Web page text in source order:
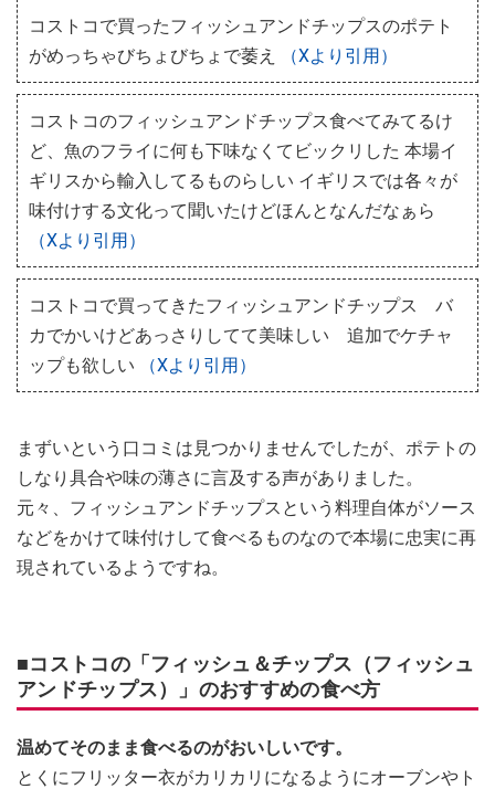
コストコで買ったフィッシュアンドチップスのポテト
がめっちゃびちょびちょで萎え
（Xより引用）
コストコのフィッシュアンドチップス食べてみてるけ
ど、魚のフライに何も下味なくてビックリした 本場イ
ギリスから輸入してるものらしい イギリスでは各々が
味付けする文化って聞いたけどほんとなんだなぁら
（Xより引用）
コストコで買ってきたフィッシュアンドチップス バ
カでかいけどあっさりしてて美味しい 追加でケチャ
ップも欲しい
（Xより引用）
まずいという口コミは見つかりませんでしたが、ポテトの
しなり具合や味の薄さに言及する声がありました。
元々、フィッシュアンドチップスという料理自体がソース
などをかけて味付けして食べるものなので本場に忠実に再
現されているようですね。
■コストコの「フィッシュ＆チップス（フィッシュ
アンドチップス）」のおすすめの食べ方
温めてそのまま食べるのがおいしいです。
とくにフリッター衣がカリカリになるようにオーブンやト